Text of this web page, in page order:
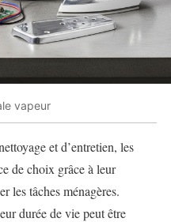
vapeur
et d’entretien, les
de choix grâce à leur
les tâches ménagères.
durée de vie peut être